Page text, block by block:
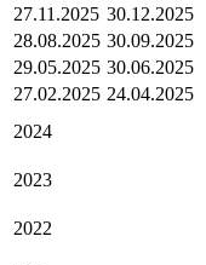
27.11.2025 30.12.2025
28.08.2025 30.09.2025
29.05.2025 30.06.2025
27.02.2025 24.04.2025
2024
2023
2022